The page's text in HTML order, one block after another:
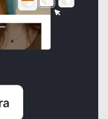
y condiciones